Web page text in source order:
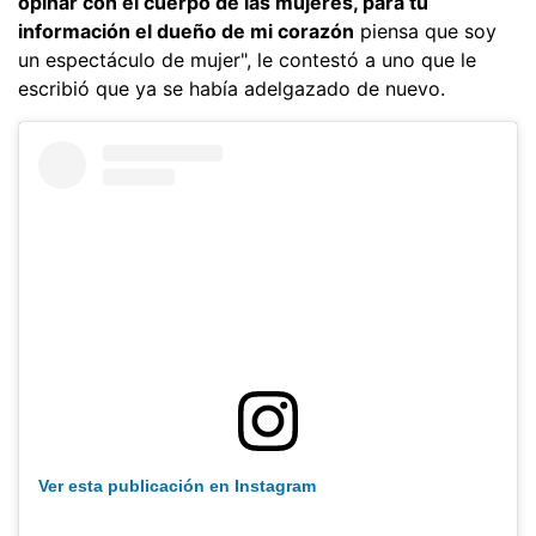
información el dueño de mi corazón piensa que soy
un espectáculo de mujer", le contestó a uno que le
escribió que ya se había adelgazado de nuevo.
Ver esta publicación en Instagram